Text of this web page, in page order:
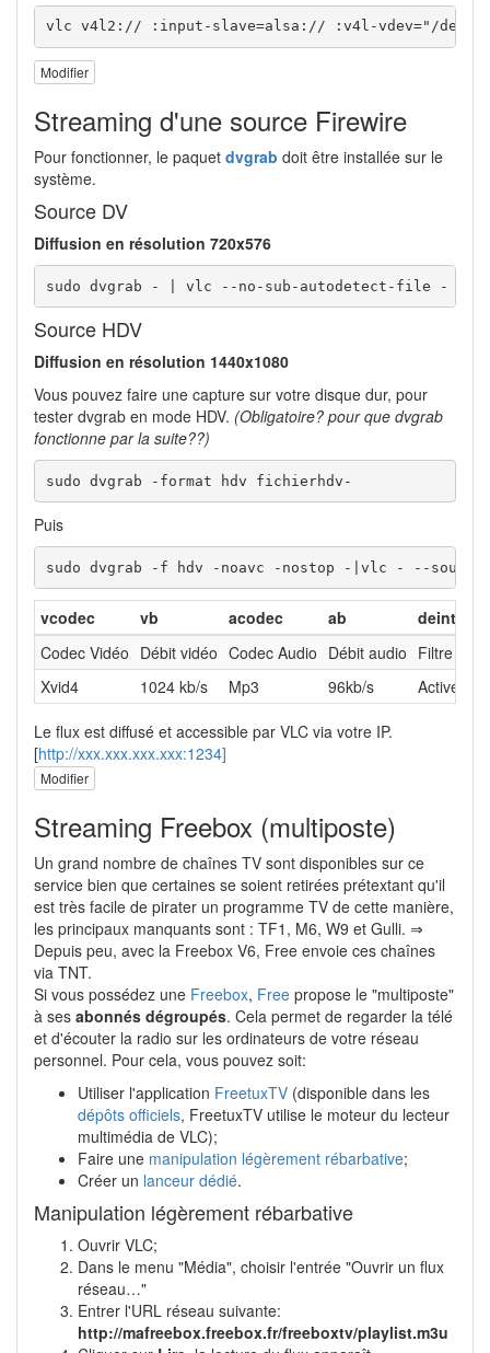
vlc v4l2:// :input-slave=alsa:// :v4l-vdev="/dev/
Modifier
Streaming d'une source Firewire
Pour fonctionner, le paquet dvgrab doit être installée sur le
système.
Source DV
Diffusion en résolution 720x576
sudo dvgrab - | vlc --no-sub-autodetect-file -
Source HDV
Diffusion en résolution 1440x1080
Vous pouvez faire une capture sur votre disque dur, pour
tester dvgrab en mode HDV. (Obligatoire? pour que dvgrab
fonctionne par la suite??)
sudo dvgrab -format hdv fichierhdv-
Puis
sudo dvgrab -f hdv -noavc -nostop -|vlc - --sout
vcodec vb acodec ab
Codec Vidéo Débit vidéo Codec Audio Débit audio Filtre de
Xvid4
1024 kb/s Mp3 96kb/s Activé
Le flux est diffusé et accessible par VLC via votre IP.
[http://xxx.xxx.xxx.xxx:1234]
Modifier
Streaming Freebox (multiposte)
Un grand nombre de chaînes TV sont disponibles sur ce
service bien que certaines se soient retirées prétextant qu'il
est très facile de pirater un programme TV de cette manière,
les principaux manquants sont : TF1, M6, W9 et Gulli. ⇒
Depuis peu, avec la Freebox V6, Free envoie ces chaînes
via TNT.
Si vous possédez une Freebox, Free propose le "multiposte"
à ses abonnés dégroupés. Cela permet de regarder la télé
et d'écouter la radio sur les ordinateurs de votre réseau
personnel. Pour cela, vous pouvez soit:
Utiliser l'application FreetuxTV (disponible dans les
dépôts officiels, FreetuxTV utilise le moteur du lecteur
multimédia de VLC);
Faire une manipulation légèrement rébarbative;
Créer un lanceur dédié.
Manipulation légèrement rébarbative
Ouvrir VLC;
Dans le menu "Média", choisir l'entrée "Ouvrir un flux
réseau…"
Entrer l'URL réseau suivante:
http://mafreebox.freebox.fr/freeboxtv/playlist.m3u